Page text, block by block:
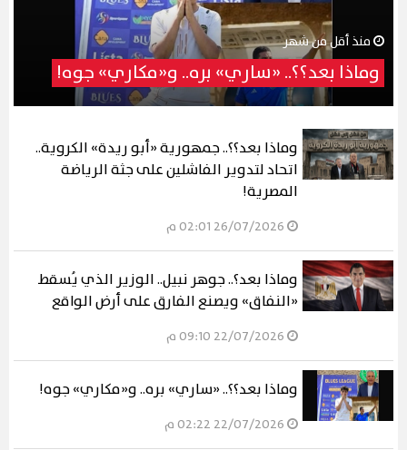
منذ أقل من شهر
وماذا بعد؟؟.. «ساري» بره.. و«مكاري» جوه!
وماذا بعد؟؟.. جمهورية «أبو ريدة» الكروية..
اتحاد لتدوير الفاشلين على جثة الرياضة
المصرية!
وماذا بعد؟.. جوهر نبيل.. الوزير الذي يُسقط
«النفاق» ويصنع الفارق على أرض الواقع
وماذا بعد؟؟.. «ساري» بره.. و«مكاري» جوه!